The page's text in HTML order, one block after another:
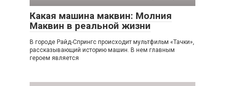
Какая машина маквин: Молния
Маквин в реальной жизни
В городе Райд-Спрингс происходит мультфильм «Тачки»,
рассказывающий историю машин. В нем главным
героем является